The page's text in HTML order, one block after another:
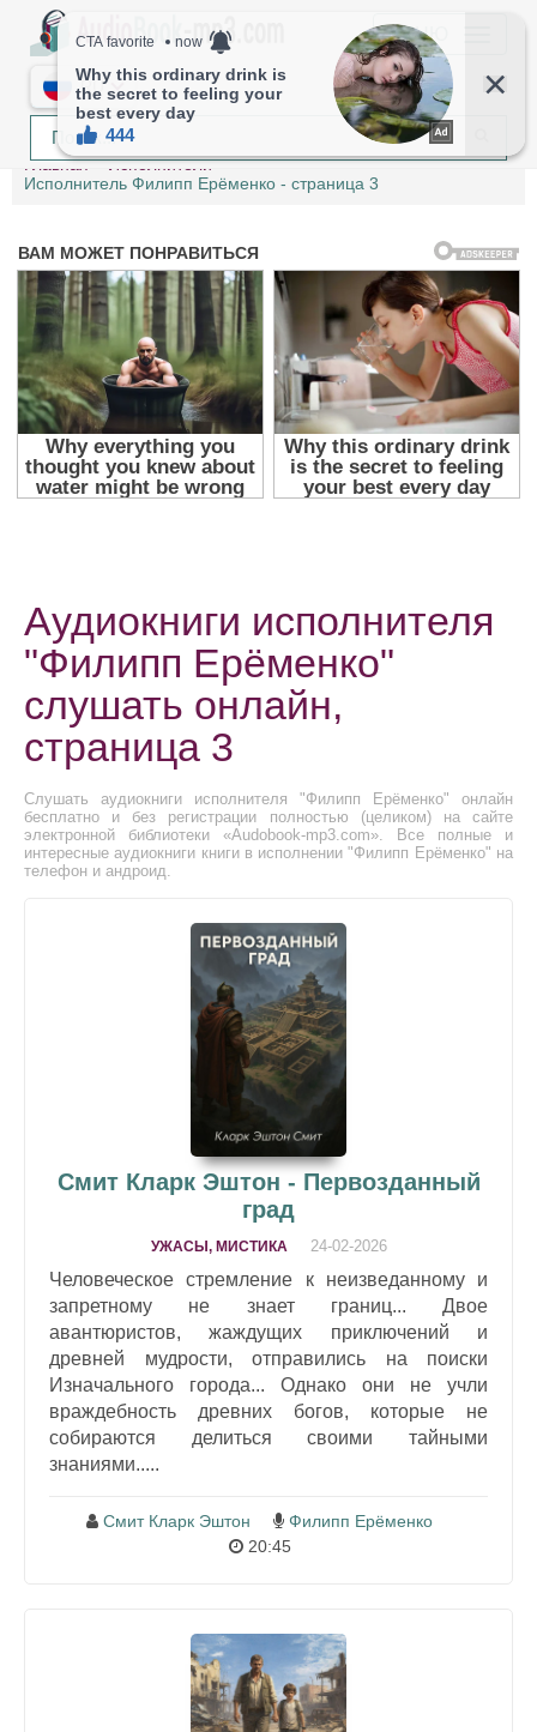
МЕНЮ
RU
Главная
Исполнители
Исполнитель Филипп Ерёменко - страница 3
Аудиокниги исполнителя
"Филипп Ерёменко"
слушать онлайн,
страница 3
Слушать аудиокниги исполнителя "Филипп Ерёменко" онлайн
бесплатно и без регистрации полностью (целиком) на сайте
электронной библиотеки «Audobook-mp3.com». Все полные и
интересные аудиокниги книги в исполнении "Филипп Ерёменко" на
телефон и андроид.
Смит Кларк Эштон - Первозданный
град
УЖАСЫ, МИСТИКА 24-02-2026
Человеческое стремление к неизведанному и
запретному не знает границ... Двое
авантюристов, жаждущих приключений и
древней мудрости, отправились на поиски
Изначального города... Однако они не учли
враждебность древних богов, которые не
собираются делиться своими тайными
знаниями.....
Смит Кларк Эштон
Филипп Ерёменко
20:45